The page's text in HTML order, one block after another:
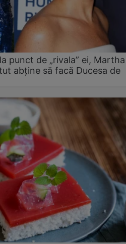
punct de „rivala” ei, Martha
abține să facă Ducesa de